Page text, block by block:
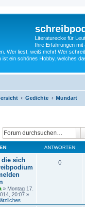
Literaturecke für
Ihre Erfahrungen mit
Wer liest, weiß mehr! Wer
ist ein schönes Hobby, welches
Gedichte Mundart
ANTWORTEN
die sich
» Montag 17.
20:07 »
0